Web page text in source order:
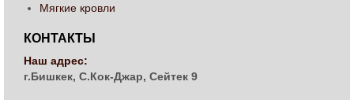
Мягкие кровли
КОНТАКТЫ
Наш адрес:
г.Бишкек, С.Кок-Джар, Сейтек 9